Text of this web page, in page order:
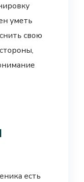
уметь
свою
есть